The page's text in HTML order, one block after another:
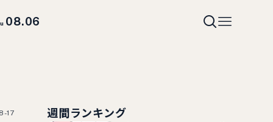
08.06
17 週間ランキング